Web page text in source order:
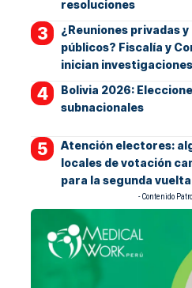
resoluciones
¿Reuniones privadas
públicos? Fiscalía y
inician investigaciones
Bolivia 2026:
subnacionales
Atención electores:
locales de votación
para la segunda vuelta
- Contenido